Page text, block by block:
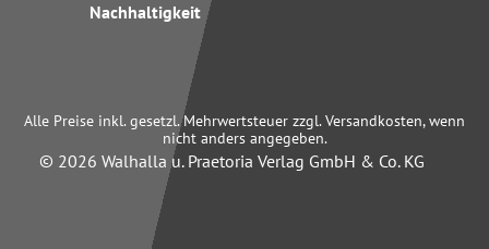
Nachhaltigkeit
Alle Preise inkl. gesetzl. Mehrwertsteuer zzgl. Versandkosten, wenn
nicht anders angegeben.
© 2026 Walhalla u. Praetoria Verlag GmbH & Co. KG